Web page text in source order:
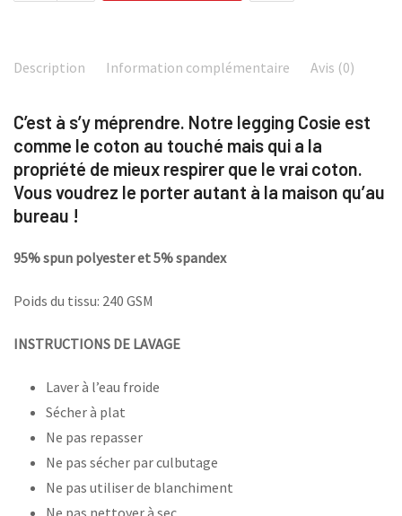
Description Information complémentaire Avis (0)
C’est à s’y méprendre. Notre legging Cosie est
comme le coton au touché mais qui a la
propriété de mieux respirer que le vrai coton.
Vous voudrez le porter autant à la maison qu’au
bureau !
95% spun polyester et 5% spandex
Poids du tissu: 240 GSM
INSTRUCTIONS DE LAVAGE
Laver à l’eau froide
Sécher à plat
Ne pas repasser
Ne pas sécher par culbutage
Ne pas utiliser de blanchiment